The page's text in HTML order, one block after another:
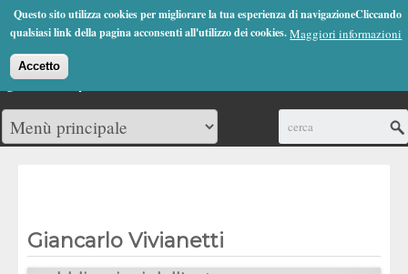
Questo sito utilizza cookies per migliorare la tua esperienza di navigazioneCliccando
qualsiasi link della pagina acconsenti all'utilizzo dei cookies.Maggiori informazioni
Accetto
Jump to Navigation
(0)
Giancarlo Vivianetti